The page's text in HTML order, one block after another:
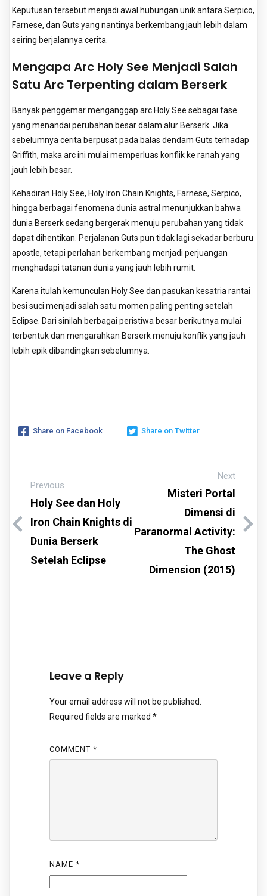
Keputusan tersebut menjadi awal hubungan unik antara Serpico,
Farnese, dan Guts yang nantinya berkembang jauh lebih dalam
seiring berjalannya cerita.
Mengapa Arc Holy See Menjadi Salah
Satu Arc Terpenting dalam Berserk
Banyak penggemar menganggap arc Holy See sebagai fase
yang menandai perubahan besar dalam alur Berserk. Jika
sebelumnya cerita berpusat pada balas dendam Guts terhadap
Griffith, maka arc ini mulai memperluas konflik ke ranah yang
jauh lebih besar.
Kehadiran Holy See, Holy Iron Chain Knights, Farnese, Serpico,
hingga berbagai fenomena dunia astral menunjukkan bahwa
dunia Berserk sedang bergerak menuju perubahan yang tidak
dapat dihentikan. Perjalanan Guts pun tidak lagi sekadar berburu
apostle, tetapi perlahan berkembang menjadi perjuangan
menghadapi tatanan dunia yang jauh lebih rumit.
Karena itulah kemunculan Holy See dan pasukan kesatria rantai
besi suci menjadi salah satu momen paling penting setelah
Eclipse. Dari sinilah berbagai peristiwa besar berikutnya mulai
terbentuk dan mengarahkan Berserk menuju konflik yang jauh
lebih epik dibandingkan sebelumnya.
Share on Facebook Share on Twitter
Previous
Holy See dan Holy
Iron Chain Knights di
Dunia Berserk
Setelah Eclipse
Next
Misteri Portal
Dimensi di
Paranormal Activity:
The Ghost
Dimension (2015)
Leave a Reply
Your email address will not be published.
Required fields are marked *
COMMENT *
NAME *